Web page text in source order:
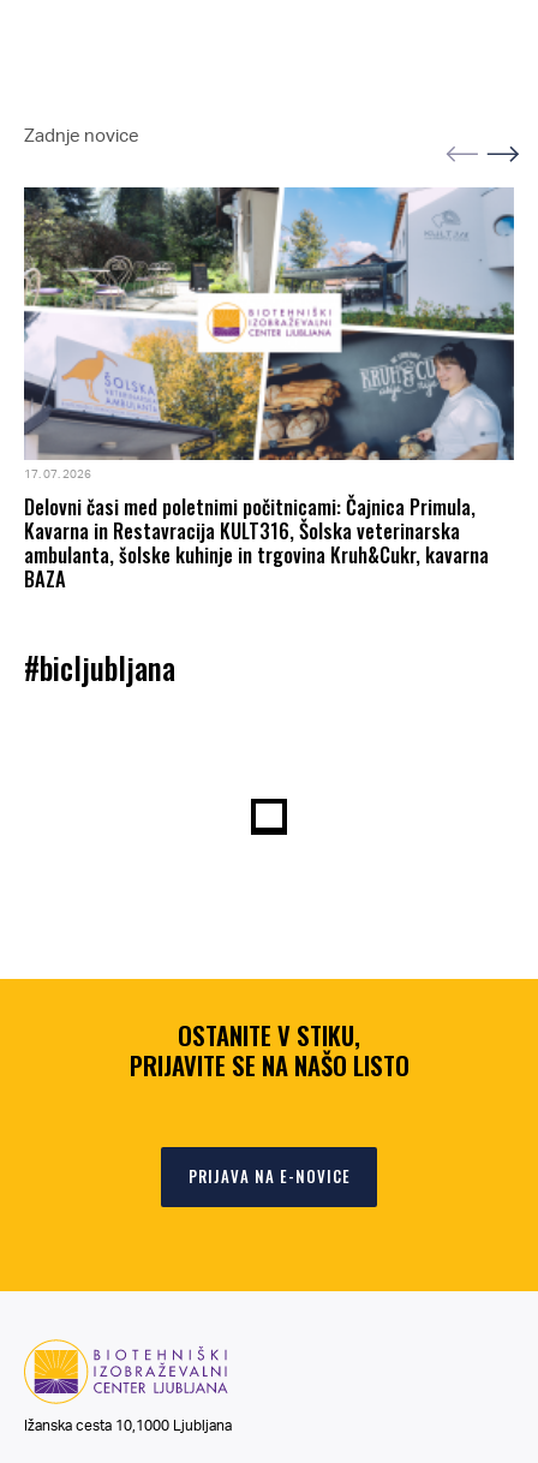
Zadnje novice
17. 07. 2026
Delovni časi med poletnimi počitnicami: Čajnica Primula,
Kavarna in Restavracija KULT316, Šolska veterinarska
ambulanta, šolske kuhinje in trgovina Kruh&Cukr, kavarna
BAZA
#bicljubljana
OSTANITE V STIKU,
PRIJAVITE SE NA NAŠO LISTO
PRIJAVA NA E-NOVICE
Ižanska cesta 10,1000 Ljubljana